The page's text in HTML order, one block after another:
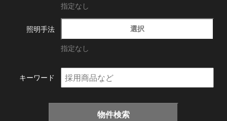
指定なし
照明手法 選択
指定なし
キーワード
物件検索